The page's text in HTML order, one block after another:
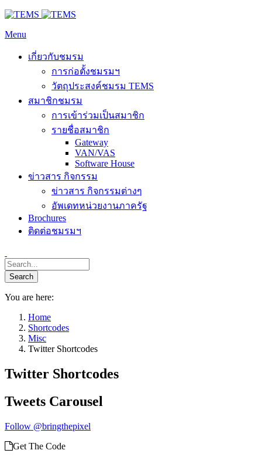
Menu
เกี่ยวกับชมรม
การก่อตั้งชมรมฯ
วัตถุประสงค์ชมรม TEMS
สมาชิกชมรม
การเข้าร่วมเป็นสมาชิก
รายชื่อสมาชิก
Gateway
VAN/VAS
Software House
ข่าวสาร กิจกรรม
ข่าวสาร กิจกรรมต่างๆ
อัพเดทหน่วยงานภาครัฐ
Brochures
ติดต่อชมรมฯ
You are here:
Home
Shortcodes
Misc
Twitter Shortcodes
Twitter Shortcodes
Tweets Carousel
Follow @bringthepixel
Get The Code